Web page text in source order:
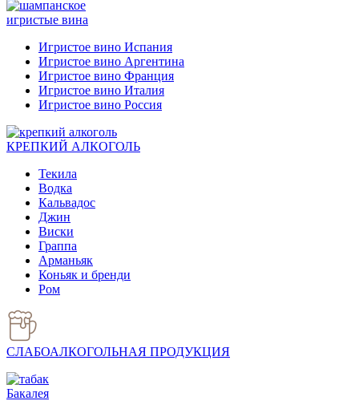
игристые вина
Игристое вино Испания
Игристое вино Аргентина
Игристое вино Франция
Игристое вино Италия
Игристое вино Россия
КРЕПКИЙ АЛКОГОЛЬ
Текила
Водка
Кальвадос
Джин
Виски
Граппа
Арманьяк
Коньяк и бренди
Ром
СЛАБОАЛКОГОЛЬНАЯ ПРОДУКЦИЯ
Бакалея